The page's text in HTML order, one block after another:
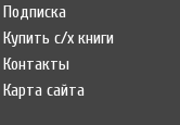
Подписка
Купить с/х книги
Контакты
Карта сайта